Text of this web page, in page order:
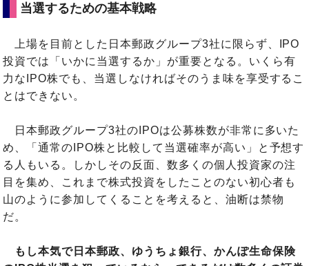
当選するための基本戦略
上場を目前とした日本郵政グループ3社に限らず、IPO
投資では「いかに当選するか」が重要となる。いくら有
力なIPO株でも、当選しなければそのうま味を享受するこ
とはできない。
日本郵政グループ3社のIPOは公募株数が非常に多いた
め、「通常のIPO株と比較して当選確率が高い」と予想す
る人もいる。しかしその反面、数多くの個人投資家の注
目を集め、これまで株式投資をしたことのない初心者も
山のように参加してくることを考えると、油断は禁物
だ。
もし本気で日本郵政、ゆうちょ銀行、かんぽ生命保険